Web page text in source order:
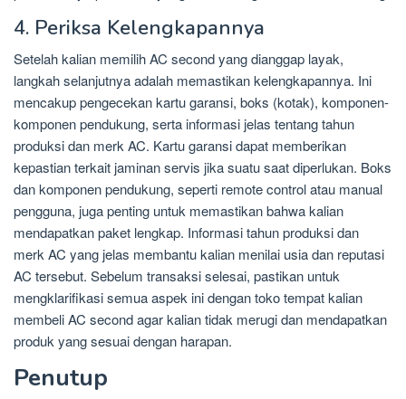
4. Periksa Kelengkapannya
Setelah kalian memilih AC second yang dianggap layak,
langkah selanjutnya adalah memastikan kelengkapannya. Ini
mencakup pengecekan kartu garansi, boks (kotak), komponen-
komponen pendukung, serta informasi jelas tentang tahun
produksi dan merk AC. Kartu garansi dapat memberikan
kepastian terkait jaminan servis jika suatu saat diperlukan. Boks
dan komponen pendukung, seperti remote control atau manual
pengguna, juga penting untuk memastikan bahwa kalian
mendapatkan paket lengkap. Informasi tahun produksi dan
merk AC yang jelas membantu kalian menilai usia dan reputasi
AC tersebut. Sebelum transaksi selesai, pastikan untuk
mengklarifikasi semua aspek ini dengan toko tempat kalian
membeli AC second agar kalian tidak merugi dan mendapatkan
produk yang sesuai dengan harapan.
Penutup